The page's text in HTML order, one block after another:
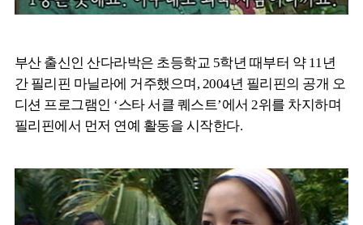
부산 출신인 산다라박은 초등학교 5학년 때부터 약 11년
간 필리핀 마닐라에 거주했으며, 2004년 필리핀의 공개 오
디션 프로그램인 ‘스타 서클 퀘스트’에서 2위를 차지하며
필리핀에서 먼저 연예 활동을 시작한다.